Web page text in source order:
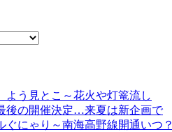
よう見とこ～花火や灯篭流し
後の開催決定…来夏は新企画で
ぐにゃり～南海高野線開通いつ？